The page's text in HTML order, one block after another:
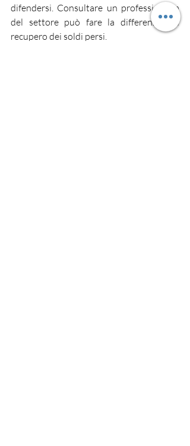
difendersi. Consultare un professionista
del settore può fare la differenza nel
recupero dei soldi persi.